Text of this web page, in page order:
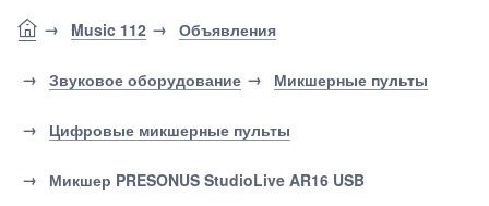
Music 112 Объявления
Звуковое оборудование Микшерные пульты
Цифровые микшерные пульты
Микшер PRESONUS StudioLive AR16 USB